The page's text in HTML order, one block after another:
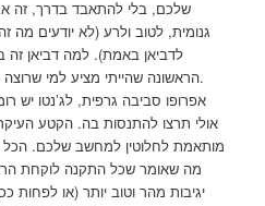
שלכם, בלי להתאבד בדרך, זה
גנומית, לטוב ולרע (לא יודעים מה
לדביאן באמת). למה דביאן זה
הראשונה שהייתי מציע למי שרוצה לעבור לתחום האקסטרים.
– אפרופו סביבה גרפית, לג’נטו יש
מותאמת לחלוטין למחשב שלכם. הכל
מה שאומר שכל התקנה לוקחת
יגיבות מהר וטוב יותר (או לפחות